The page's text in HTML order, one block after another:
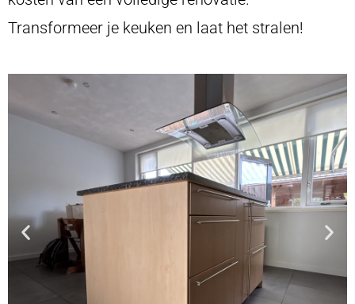
Transformeer je keuken en laat het stralen!